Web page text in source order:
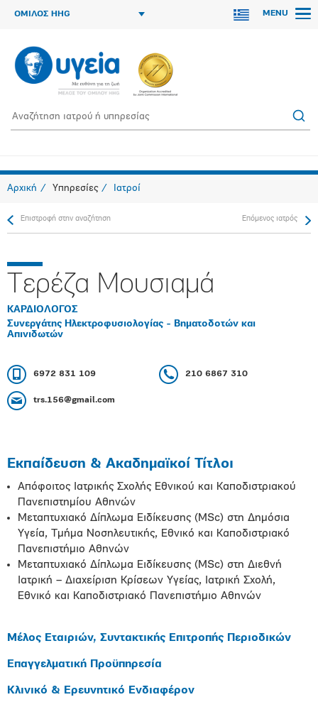
ΟΜΙΛΟΣ HHG MENU
Αρχική Υπηρεσίες Ιατροί
Επιστροφή στην αναζήτηση Επόμενος ιατρός
Τερέζα Μουσιαμά
ΚΑΡΔΙΟΛΟΓΟΣ
Συνεργάτης Ηλεκτροφυσιολογίας - Βηματοδοτών και
Απινιδωτών
6972 831 109 210 6867 310
trs.156@gmail.com
Εκπαίδευση & Ακαδημαϊκοί Τίτλοι
Απόφοιτος Ιατρικής Σχολής Εθνικού και Καποδιστριακού
Πανεπιστημίου Αθηνών
Μεταπτυχιακό Δίπλωμα Ειδίκευσης (MSc) στη Δημόσια
Υγεία, Τμήμα Νοσηλευτικής, Εθνικό και Καποδιστριακό
Πανεπιστήμιο Αθηνών
Μεταπτυχιακό Δίπλωμα Ειδίκευσης (MSc) στη Διεθνή
Ιατρική – Διαχείριση Κρίσεων Υγείας, Ιατρική Σχολή,
Εθνικό και Καποδιστριακό Πανεπιστήμιο Αθηνών
Μέλος Εταιριών, Συντακτικής Επιτροπής Περιοδικών
Επαγγελματική Προϋπηρεσία
Κλινικό & Ερευνητικό Ενδιαφέρον